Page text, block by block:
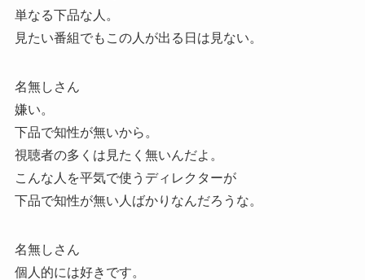
単なる下品な人。
見たい番組でもこの人が出る日は見ない。
名無しさん
嫌い。
下品で知性が無いから。
視聴者の多くは見たく無いんだよ。
こんな人を平気で使うディレクターが
下品で知性が無い人ばかりなんだろうな。
名無しさん
個人的には好きです。